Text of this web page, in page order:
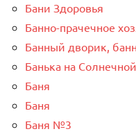
Бани Здоровья
Банно-прачечное
Банный дворик,
Банька на Солнечной
Баня
Баня
Баня №3